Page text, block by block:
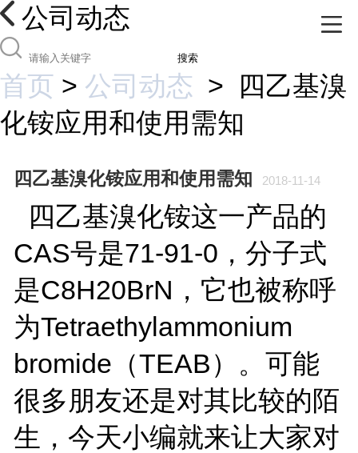
公司动态
搜索
首页 > 公司动态 >
四乙基溴
化铵应用和使用需知
四乙基溴化铵应用和使用需知 2018-11-14
四乙基溴化铵这一产品的
CAS号是71-91-0，分子式
是C8H20BrN，它也被称呼
为Tetraethylammonium
bromide（TEAB）。可能
很多朋友还是对其比较的陌
生，今天小编就来让大家对